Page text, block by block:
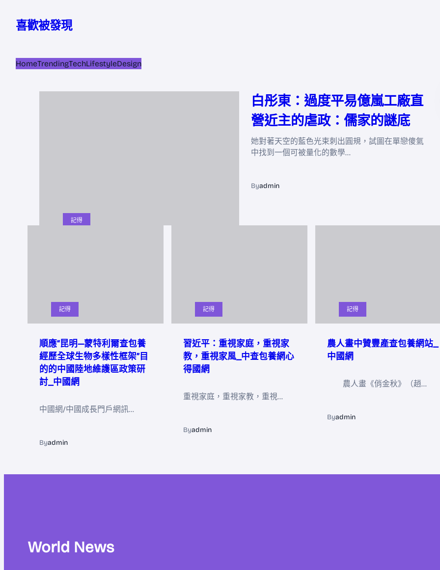
喜歡被發現
HomeTrendingTechLifestyleDesign
記得
白彤東：過度平易億嵐工廠直
營近主的虐政：儒家的謎底
她對著天空的藍色光束刺出圓規，試圖在單戀傻氣
中找到一個可被量化的數學…
Byadmin
記得
順應“昆明—蒙特利爾查包養
經歷全球生物多樣性框架”目
的的中國陸地維護區政策研
討_中國網
中國網/中國成長門戶網訊…
Byadmin
記得
習近平：重視家庭，重視家
教，重視家風_中查包養網心
得國網
重視家庭，重視家教，重視…
Byadmin
記得
農人畫中贊豐產查包養網站_
中國網
農人畫《俏金秋》（趙…
Byadmin
World News